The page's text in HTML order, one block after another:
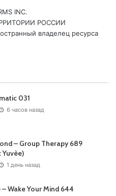
INC.
РОССИИ
владелец ресурса
031
6 часов назад
– Group Therapy 689
Yuvèe)
1 день назад
Wake Your Mind 644